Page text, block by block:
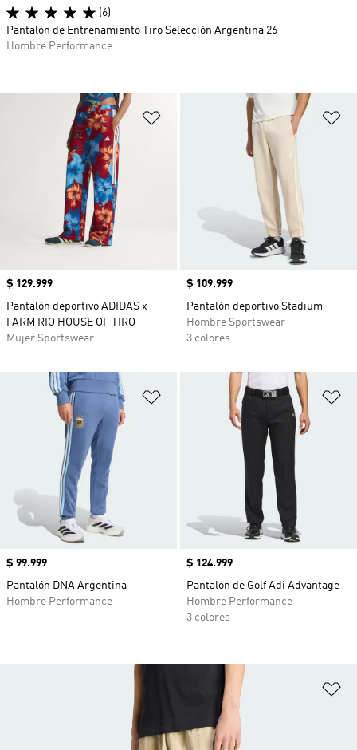
Añadir a la lista de deseos
Precio
$ 129.999
Pantalón deportivo ADIDAS x
FARM RIO HOUSE OF TIRO
Mujer Sportswear
Precio
$ 109.999
Pantalón deportivo Stadium
Hombre Sportswear
3 colores
Añadir a la lista de deseos
Precio
$ 99.999
Pantalón DNA Argentina
Hombre Performance
Precio
$ 124.999
Pantalón de Golf Adi Advantage
Hombre Performance
3 colores
(6)
Pantalón de Entrenamiento Tiro Selección Argentina 26
Hombre Performance